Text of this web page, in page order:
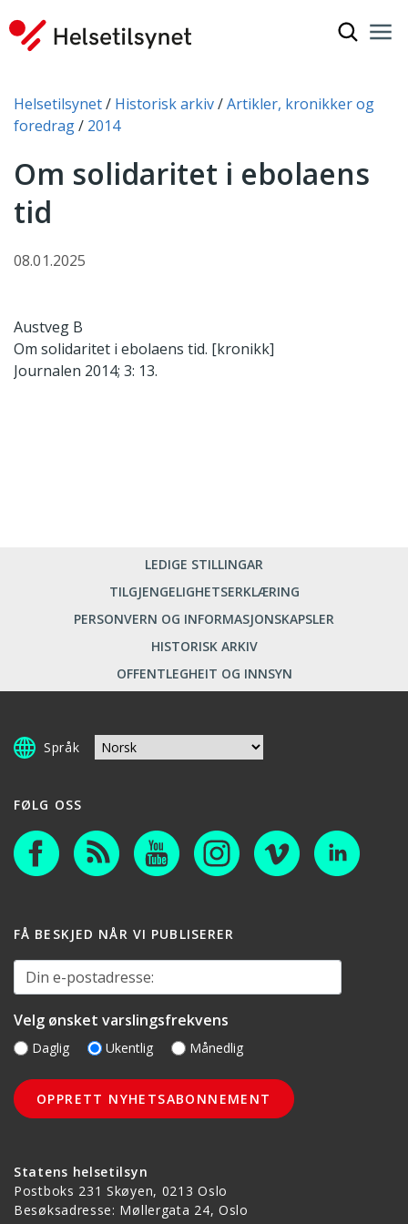
Du er her:
Helsetilsynet Historisk arkiv
Artikler, kronikker og
foredrag
2014
Om solidaritet i ebolaens
tid
08.01.2025
Austveg B
Om solidaritet i ebolaens tid. [kronikk]
Journalen 2014; 3: 13.
LEDIGE STILLINGAR
TILGJENGELIGHETSERKLÆRING
PERSONVERN OG INFORMASJONSKAPSLER
HISTORISK ARKIV
OFFENTLEGHEIT OG INNSYN
Språk
Statens helsetilsyn
Postboks 231 Skøyen, 0213 Oslo
Besøksadresse: Møllergata 24, Oslo
FØLG OSS
FÅ BESKJED NÅR VI PUBLISERER
Din e-postadresse:
Velg ønsket varslingsfrekvens
Daglig Ukentlig Månedlig